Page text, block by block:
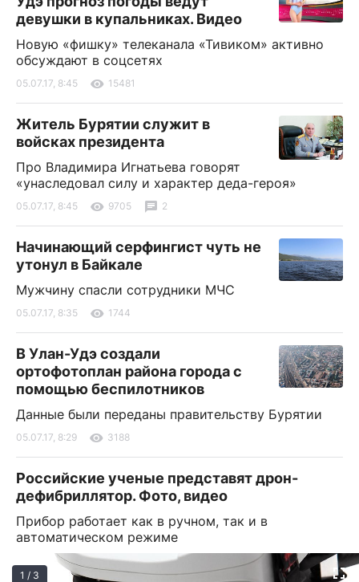
девушки в купальниках. Видео
Новую «фишку» телеканала «Тивиком» активно
обсуждают в соцсетях
05.07.17, 8:45 15481
Житель Бурятии служит в
войсках президента
Про Владимира Игнатьева говорят
«унаследовал силу и характер деда-героя»
05.07.17, 8:45 9705 2
Начинающий серфингист чуть не
утонул в Байкале
Мужчину спасли сотрудники МЧС
05.07.17, 8:35 1744
В Улан-Удэ создали
ортофотоплан района города с
помощью беспилотников
Данные были переданы правительству Бурятии
05.07.17, 8:29 3188
Российские ученые представят дрон-
дефибриллятор. Фото, видео
Прибор работает как в ручном, так и в
автоматическом режиме
1 / 3